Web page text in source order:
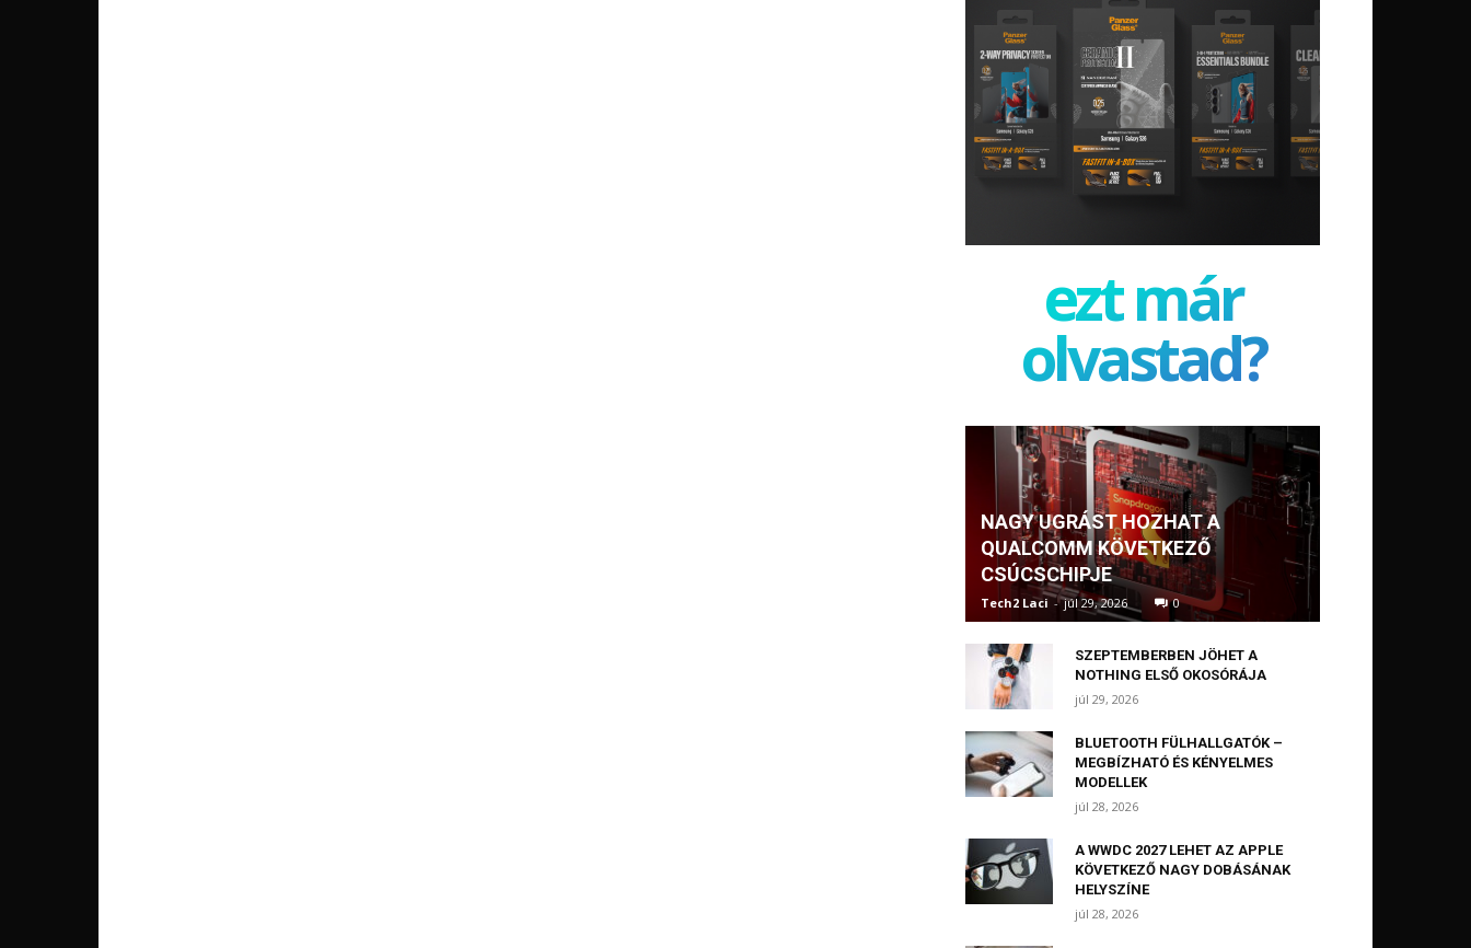
ezt már
olvastad?
NAGY UGRÁST HOZHAT A
QUALCOMM KÖVETKEZŐ
CSÚCSCHIPJE
Tech2 Laci - júl 29, 2026 0
SZEPTEMBERBEN JÖHET A
NOTHING ELSŐ OKOSÓRÁJA
júl 29, 2026
BLUETOOTH FÜLHALLGATÓK –
MEGBÍZHATÓ ÉS KÉNYELMES
MODELLEK
júl 28, 2026
A WWDC 2027 LEHET AZ APPLE
KÖVETKEZŐ NAGY DOBÁSÁNAK
HELYSZÍNE
júl 28, 2026